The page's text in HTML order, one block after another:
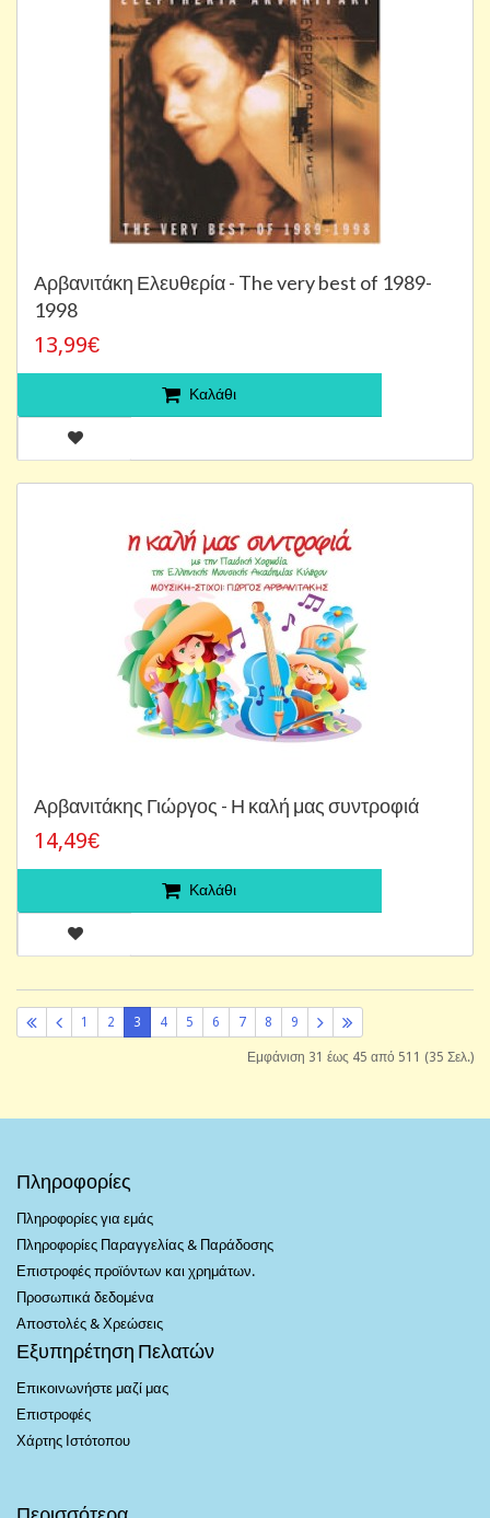
Αρβανιτάκη Ελευθερία - The very best of 1989-
1998
13,99€
Καλάθι
Αρβανιτάκης Γιώργος - Η καλή μας συντροφιά
14,49€
Καλάθι
1 2 3 4 5 6 7 8 9
Εμφάνιση 31 έως 45 από 511 (35 Σελ.)
Πληροφορίες
Πληροφορίες για εμάς
Πληροφορίες Παραγγελίας & Παράδοσης
Επιστροφές προϊόντων και χρημάτων.
Προσωπικά δεδομένα
Αποστολές & Χρεώσεις
Εξυπηρέτηση Πελατών
Επικοινωνήστε μαζί μας
Επιστροφές
Χάρτης Ιστότοπου